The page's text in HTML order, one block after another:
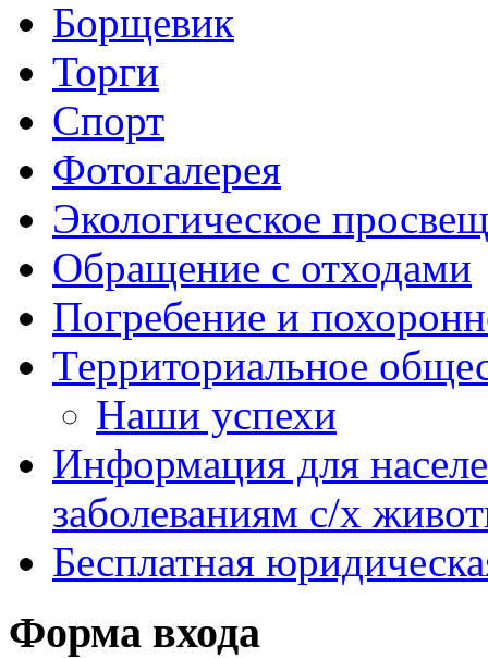
Борщевик
Торги
Спорт
Фотогалерея
Экологическое
Обращение с отходами
Погребение и
Территориальное
Наши успехи
Информация для
заболеваниям с/х
Бесплатная
Форма входа